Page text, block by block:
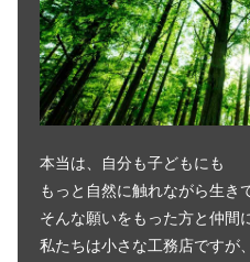
本当は、自分も子どもにも
もっと自然に触れながら生き
そんな願いをもった方と仲間
私たちは小さな工務店ですが、